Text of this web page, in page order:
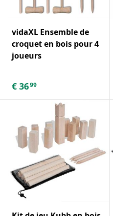
vidaXL Ensemble de
croquet en bois pour 4
joueurs
€ 3699